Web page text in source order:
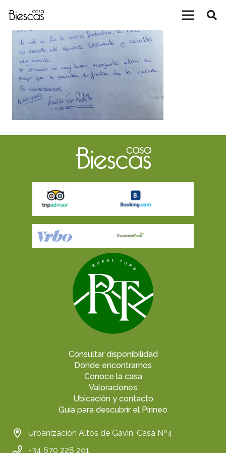
Consultar disponibilidad
Dónde encontrarnos
Conoce la casa
Valoraciones
Ubicación y contacto
Guía para descubrir el Pirineo
Urbanización Altos de Gavin, Casa Nº4
+34 670 228 291